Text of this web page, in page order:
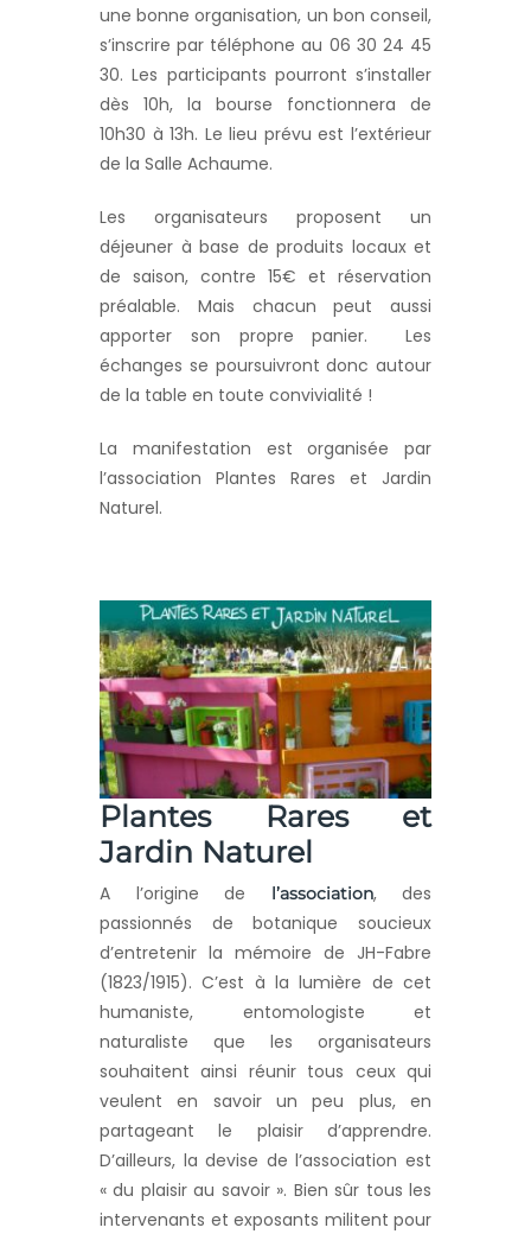
une bonne organisation, un bon conseil,
s’inscrire par téléphone au 06 30 24 45
30. Les participants pourront s’installer
dès 10h, la bourse fonctionnera de
10h30 à 13h. Le lieu prévu est l’extérieur
de la Salle Achaume.
Les organisateurs proposent un
déjeuner à base de produits locaux et
de saison, contre 15€ et réservation
préalable. Mais chacun peut aussi
apporter son propre panier. Les
échanges se poursuivront donc autour
de la table en toute convivialité !
La manifestation est organisée par
l’association Plantes Rares et Jardin
Naturel.
Plantes Rares et
Jardin Naturel
A l’origine de l’association, des
passionnés de botanique soucieux
d’entretenir la mémoire de JH-Fabre
(1823/1915). C’est à la lumière de cet
humaniste, entomologiste et
naturaliste que les organisateurs
souhaitent ainsi réunir tous ceux qui
veulent en savoir un peu plus, en
partageant le plaisir d’apprendre.
D’ailleurs, la devise de l’association est
« du plaisir au savoir ». Bien sûr tous les
intervenants et exposants militent pour